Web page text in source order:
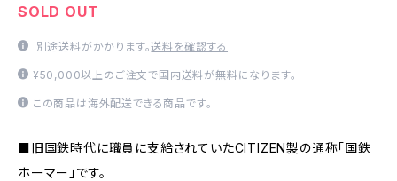
SOLD OUT
別途送料がかかります。送料を確認する
¥50,000以上のご注文で国内送料が無料になります。
この商品は海外配送できる商品です。
■旧国鉄時代に職員に支給されていたCITIZEN製の通称「国鉄
ホーマー」です。